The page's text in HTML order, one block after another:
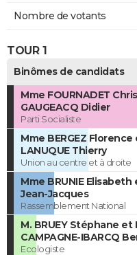
Nombre de votants
TOUR 1
Binômes de candidats
Mme FOURNADET
GAUGEACQ Didier
Parti Socialiste
Mme BERGEZ Florence
LANUQUE Thierry
Union au centre et à droite
Mme BRUNIE Elisabeth
Jean-Jacques
Rassemblement National
M. BRUEY Stéphane et
CAMPAGNE-IBARCQ
Ecologiste